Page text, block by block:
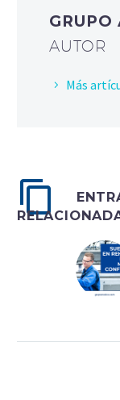
AUTOR
Más